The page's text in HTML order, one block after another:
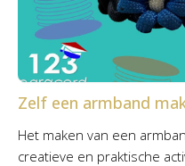
Zelf een armband
Het maken van een
creatieve en praktische